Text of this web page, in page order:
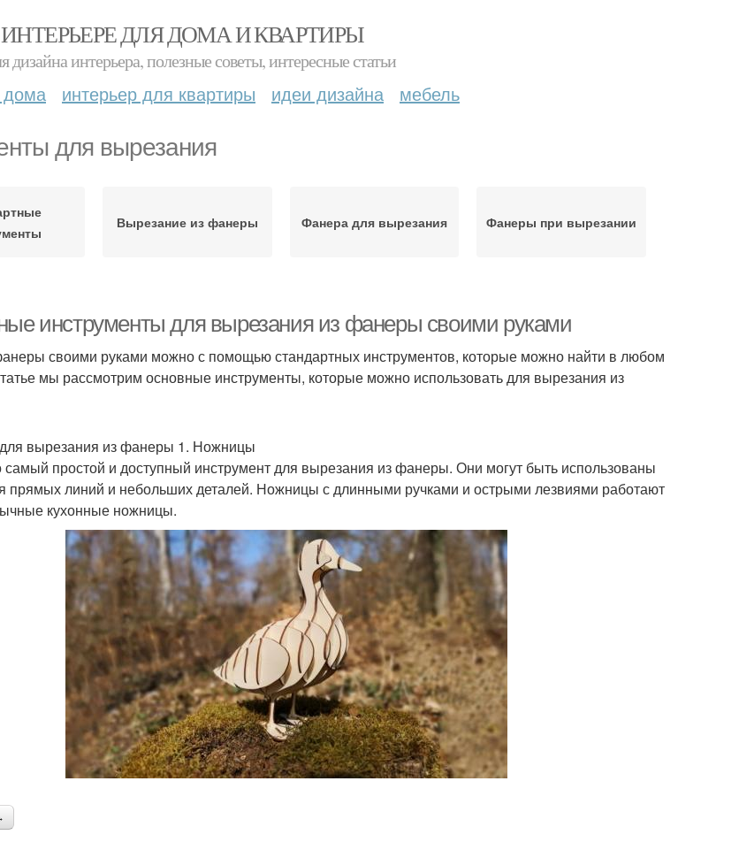
ДЛЯ ДОМА И КВАРТИРЫ
дизайна интерьера, полезные советы, интересные статьи
дома интерьер для квартиры идеи дизайна мебель
для вырезания
Вырезание из фанеры Фанера для вырезания Фанеры при вырезании
инструменты для вырезания из фанеры своими руками
своими руками можно с помощью стандартных инструментов, которые можно найти в любом
мы рассмотрим основные инструменты, которые можно использовать для вырезания из
вырезания из фанеры 1. Ножницы
простой и доступный инструмент для вырезания из фанеры. Они могут быть использованы
прямых линий и небольших деталей. Ножницы с длинными ручками и острыми лезвиями работают
кухонные ножницы.